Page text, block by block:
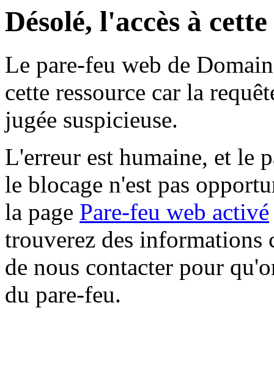
Désolé, l'accès à
Le pare-feu web de
cette ressource car la
jugée suspicieuse.
L'erreur est humaine, et le
le blocage n'est pas
la page Pare-feu web activé
trouverez des informations
de nous contacter pour
du pare-feu.